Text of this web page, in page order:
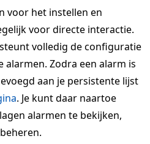
voor het instellen en
voor directe interactie.
volledig de configuratie
Zodra een alarm is
aan je persistente lijst
. Je kunt daar naartoe
alarmen te bekijken,